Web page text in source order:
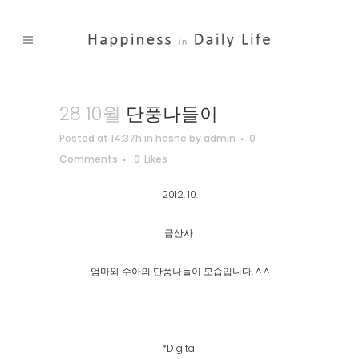
28 10월 단풍나들이
Posted at 14:37h in heshe by admin
0
Comments
0 Likes
2012. 10.
금산사.
엄마와 수아의 단풍나들이 모습입니다. ^ ^
*Digital